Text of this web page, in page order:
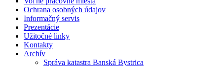
Ochrana osobných údajov
Informačný servis
Prezentácie
Užitočné linky
Kontakty
Archív
Správa katastra Banská Bystrica